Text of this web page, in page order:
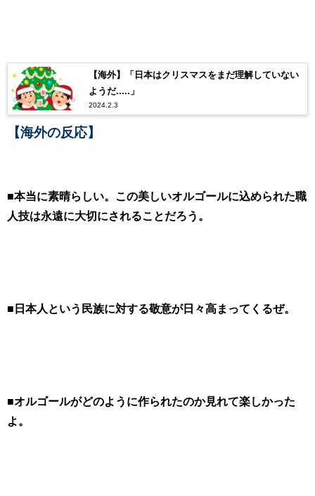
【海外】「日本はクリスマスをまだ理解していない
ようだ.....」
2024.2.3
【海外の反応】
■本当に素晴らしい。この美しいオルゴールに込められた職
人技は永遠に大切にされることだろう。
■日本人という民族に対する敬意が日々高まってくるぜ。
■オルゴールがどのように作られたのか見れて楽しかった
よ。